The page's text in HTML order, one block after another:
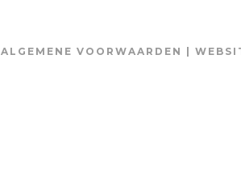
ALGEMENE VOORWAARDEN |